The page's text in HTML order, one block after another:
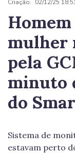
Criação: 02/12/25
mulher
pela
minuto
do
Sistema de
estavam perto